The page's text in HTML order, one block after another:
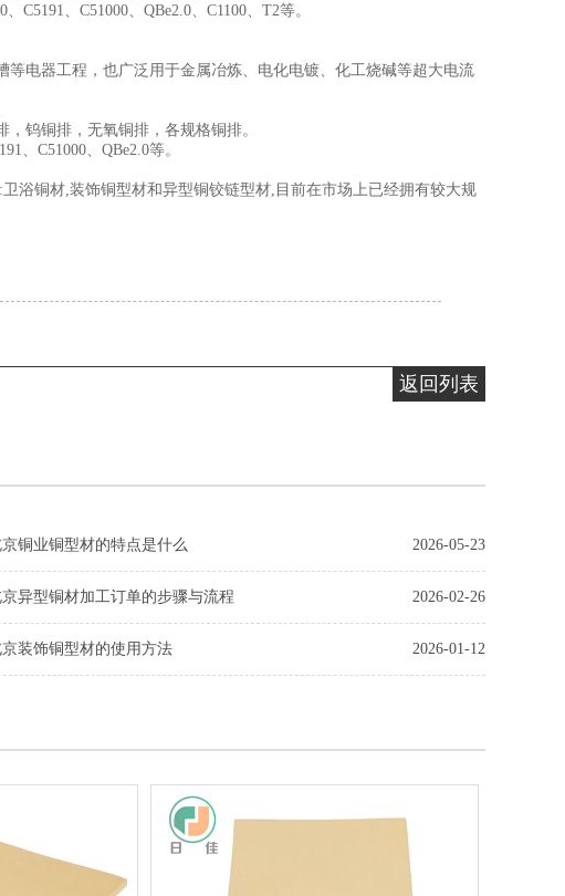
C5191、C51000、QBe2.0、C1100、T2等。
电器工程，也广泛用于金属冶炼、电化电镀、化工烧碱等超大电流
钨铜排，无氧铜排，各规格铜排。
、C51000、QBe2.0等。
浴铜材,装饰铜型材和异型铜铰链型材,目前在市场上已经拥有较大规
返回列表
2026-05-23
铜业铜型材的特点是什么
2026-02-26
异型铜材加工订单的步骤与流程
2026-01-12
装饰铜型材的使用方法